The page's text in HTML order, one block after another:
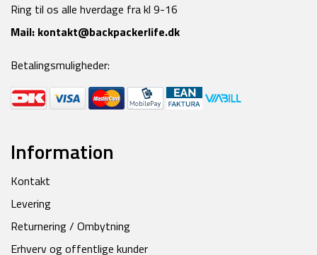
Ring til os alle hverdage fra kl 9-16
Mail: kontakt@backpackerlife.dk
Betalingsmuligheder:
Information
Kontakt
Levering
Returnering / Ombytning
Erhverv og offentlige kunder